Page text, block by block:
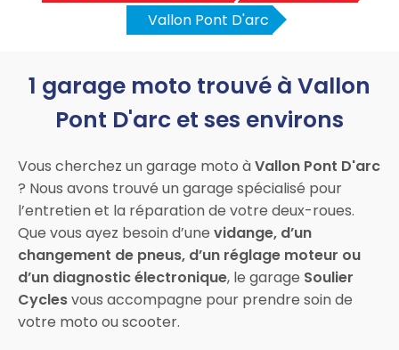
Vallon Pont D'arc
1 garage moto trouvé à Vallon
Pont D'arc et ses environs
Vous cherchez un garage moto àVallon Pont D'arc
? Nous avons trouvé un garage spécialisé pour
l’entretien et la réparation de votre deux-roues.
Que vous ayez besoin d’une vidange, d’un
changement de pneus, d’un réglage moteur ou
d’un diagnostic électronique, le garage Soulier
Cyclesvous accompagne pour prendre soin de
votre moto ou scooter.